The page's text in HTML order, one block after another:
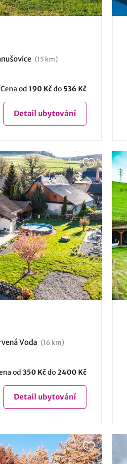
(15 km)
Cena od 190 Kčdo 536 Kč
Detail ubytování
Voda (16 km)
od 350 Kčdo2400 Kč
Detail ubytování